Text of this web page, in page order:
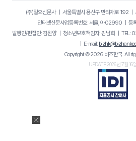
(주)일요신문사｜ 서울특별시 용산구 만리재로 192｜
인터넷신문사업등록번호: 서울, 아02990
등
발행인/편집인: 김원양｜ 청소년보호책임자: 김남희 TEL:
E-mail:
Copyright © 2026 비즈한국. All
UPDATE 2026년 7월 16